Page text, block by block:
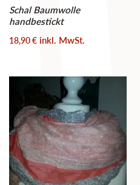
Schal Baumwolle
handbestickt
18,90€ inkl. MwSt.